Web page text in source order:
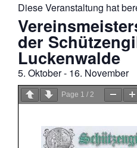
Diese Veranstaltung hat
der
Luckenwalde
5. Oktober- 16. November
Page 1 / 2